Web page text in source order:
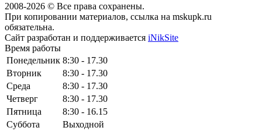
2008-2026 © Все права сохранены.
При копировании материалов, ссылка на mskupk.ru
обязательна.
Сайт разработан и поддерживается iNikSite
Время работы
Понедельник 8:30 - 17.30
Вторник
8:30 - 17.30
Среда
8:30 - 17.30
Четверг
8:30 - 17.30
Пятница
8:30 - 16.15
Суббота
Выходной